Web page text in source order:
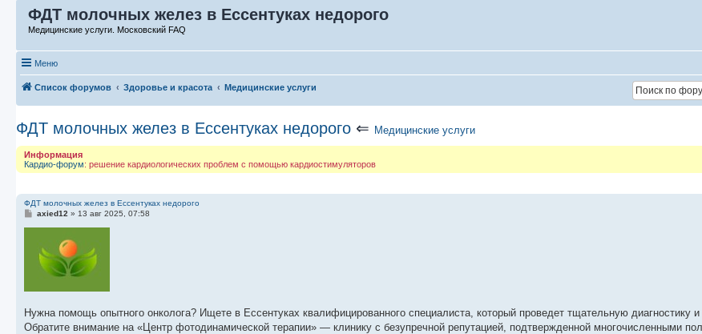
ФДТ молочных желез в Ессентуках недорого
Медицинские услуги. Московский FAQ
Меню
Список форумов Здоровье и красота Медицинские услуги
ФДТ молочных желез в Ессентуках недорого ⇐ Медицинские услуги
Информация
Кардио-форум: решение кардиологических проблем с помощью кардиостимуляторов
ФДТ молочных желез в Ессентуках недорого
Сaxied12 » 13 авг 2025, 07:58
Нужна помощь опытного онколога? Ищете в Ессентуках квалифицированного специалиста, который проведет тщательную диагностику
Обратите внимание на «Центр фотодинамической терапии» — клинику с безупречной репутацией, подтвержденной многочисленными